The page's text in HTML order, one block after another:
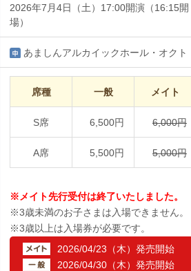
2026年7月4日（土）17:00開演（16:15開
場）
あましんアルカイックホール・オクト
席種 一般 メイト
S席 6,500円 6,000円
A席 5,500円 5,000円
※メイト先行受付は終了いたしました。
※3歳未満のお子さまは入場できません。
※3歳以上は入場券が必要です。
2026/04/23（木） 発売開始
2026/04/30（木） 発売開始